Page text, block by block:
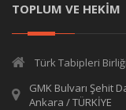
TOPLUM VE HEKİM
Türk Tabipleri Birliği
GMK Bulvarı Şehit
Ankara / TÜRKİYE